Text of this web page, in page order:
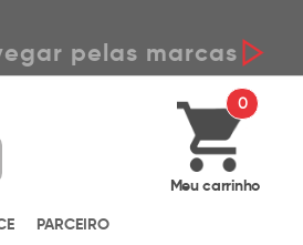
pelas marcas
0
Meu carrinho
PARCEIRO